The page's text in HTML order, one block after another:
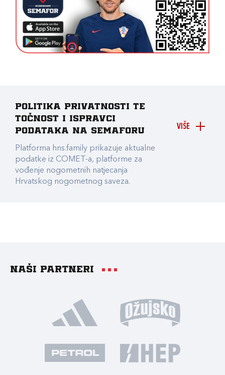
VIŠE
Politika privatnosti te
točnost i ispravci
podataka na Semaforu
Platforma hns.family prikazuje aktualne
podatke iz COMET-a, platforme za
vođenje nogometnih natjecanja
Hrvatskog nogometnog saveza.
Naši partneri